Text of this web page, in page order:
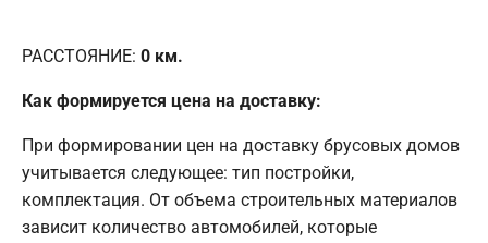
РАССТОЯНИЕ: 0 км.
Как формируется цена на доставку:
При формировании цен на доставку брусовых домов
учитывается следующее: тип постройки,
комплектация. От объема строительных материалов
зависит количество автомобилей, которые